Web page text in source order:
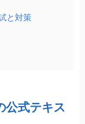
と対策
公式テキス